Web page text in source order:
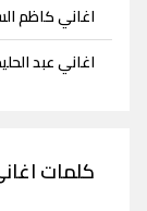
اغاني كاظم
اغاني عبد
كلمات